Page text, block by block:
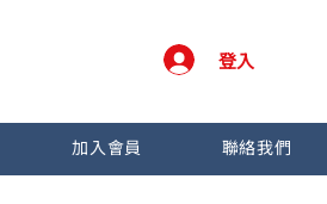
登入
加入會員 聯絡我們